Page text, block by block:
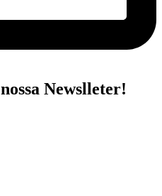
nossa Newslleter!